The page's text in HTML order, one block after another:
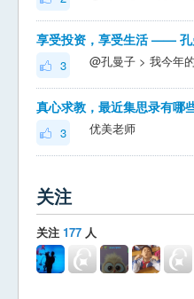
享受投资，享受生活 —— 孔
3
真心求教，最近集思录有哪
3 优美老师
关注
关注 177 人